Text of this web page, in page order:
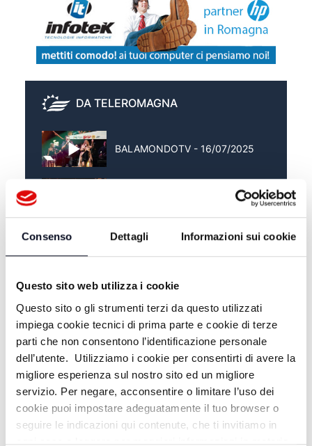
Consenso Dettagli Informazioni sui cookie
Questo sito web utilizza i cookie
Questo sito o gli strumenti terzi da questo utilizzati
impiega cookie tecnici di prima parte e cookie di terze
parti che non consentono l’identificazione personale
dell’utente. Utilizziamo i cookie per consentirti di avere la
migliore esperienza sul nostro sito ed un migliore
servizio. Per negare, acconsentire o limitare l’uso dei
cookie puoi impostare adeguatamente il tuo browser o
seguire le indicazioni qui contenute, che ti invitiamo in
ogni caso a leggere per maggiori informazioni in materia
DA TELEROMAGNA
BALAMONDOTV - 16/07/2025
BALAMONDOTV - 09/07/2025
BALAMONDOTV - 02/07/2025